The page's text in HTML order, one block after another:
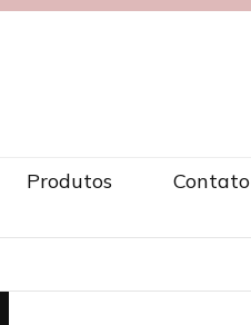
Produtos Contato